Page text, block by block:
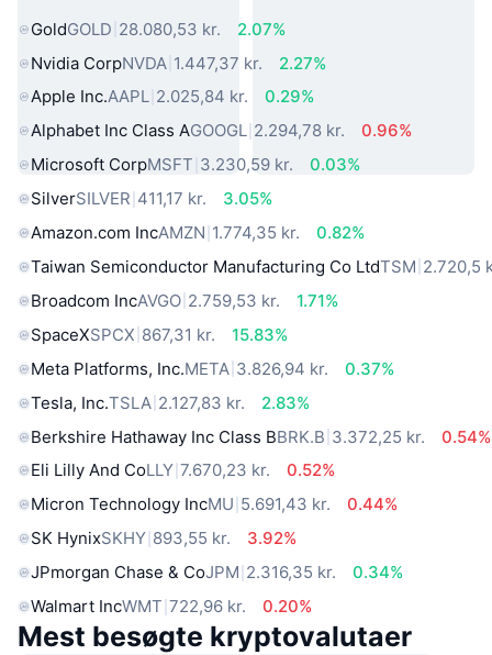
GoldGOLD 28.080,53 kr.
2.07%
Nvidia CorpNVDA 1.447,37 kr.
2.27%
Apple Inc.AAPL 2.025,84 kr.
0.29%
Alphabet Inc Class AGOOGL 2.294,78 kr.
0.96%
Microsoft CorpMSFT 3.230,59 kr.
0.03%
SilverSILVER 411,17 kr.
3.05%
Amazon.com IncAMZN 1.774,35 kr.
0.82%
Taiwan Semiconductor Manufacturing Co LtdTSM 2.720,5
Broadcom IncAVGO 2.759,53 kr.
1.71%
SpaceXSPCX 867,31 kr.
15.83%
Meta Platforms, Inc.META 3.826,94 kr.
0.37%
Tesla, Inc.TSLA 2.127,83 kr.
2.83%
Berkshire Hathaway Inc Class BBRK.B 3.372,25 kr.
0.54%
Eli Lilly And CoLLY 7.670,23 kr.
0.52%
Micron Technology IncMU 5.691,43 kr.
0.44%
SK HynixSKHY 893,55 kr.
3.92%
JPmorgan Chase & CoJPM 2.316,35 kr.
0.34%
Walmart IncWMT 722,96 kr. 0.20%
Mest besøgte kryptovalutaer